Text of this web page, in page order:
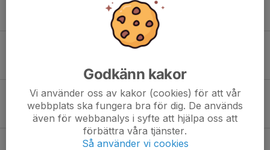
Slättadamm 2 konstgräs
IF Väster - Nol/Ahlafors
Sön 10
11:30
Jonsereds IF Lag 1 - IF Väster
Jonsereds IP 1 Konstgräs
1 -1
IF Väster - Floda BoIF Blå
Godkänn kakor
Vi använder oss av kakor (cookies) för att vår
webbplats ska fungera bra för dig. De används
även för webbanalys i syfte att hjälpa oss att
förbättra våra tjänster.
Så använder vi cookies